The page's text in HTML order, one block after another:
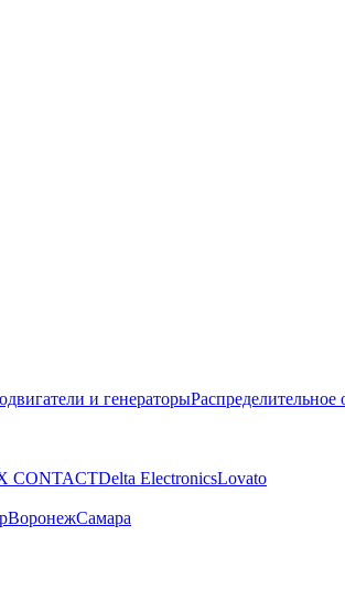
и генераторыРаспределительное
CONTACTDelta ElectronicsLovato
ВоронежСамара